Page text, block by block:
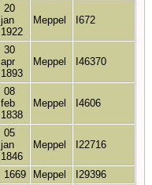
20
jan
1922
Meppel I672
30
apr
1893
Meppel I46370
08
feb
1838
Meppel I4606
05
jan
1846
Meppel I22716
1669 Meppel I29396